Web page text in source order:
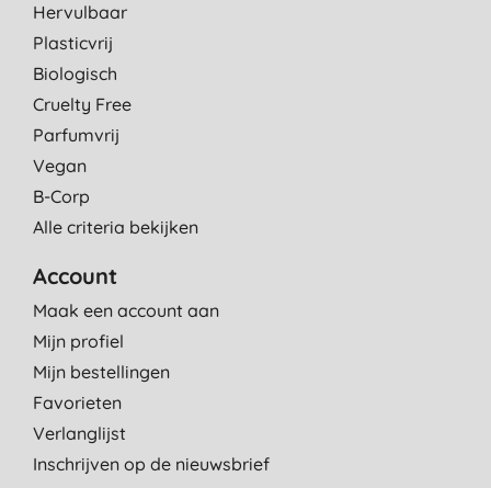
Hervulbaar
Plasticvrij
Biologisch
Cruelty Free
Parfumvrij
Vegan
B-Corp
Alle criteria bekijken
Account
Maak een account aan
Mijn profiel
Mijn bestellingen
Favorieten
Verlanglijst
Inschrijven op de nieuwsbrief